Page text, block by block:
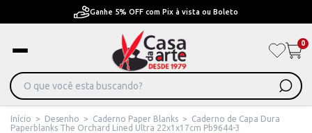
Ganhe 5% OFF com Pix à vista ou Boleto
0
Início > Desenho > Caderno Paper Blanks >
Caderno de Capa Dura
Paperblanks The Orchard Lined Ultra 22x1x17cm Pb9644-3